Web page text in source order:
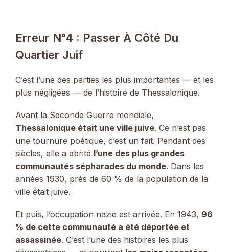
Erreur N°4 : Passer À Côté Du
Quartier Juif
C’est l’une des parties les plus importantes — et les
plus négligées — de l’histoire de Thessalonique.
Avant la Seconde Guerre mondiale,
Thessalonique était une ville juive. Ce n’est pas
une tournure poétique, c’est un fait. Pendant des
siècles, elle a abrité l’une des plus grandes
communautés sépharades du monde. Dans les
années 1930, près de 60 % de la population de la
ville était juive.
Et puis, l’occupation nazie est arrivée. En 1943, 96
% de cette communauté a été déportée et
assassinée. C’est l’une des histoires les plus